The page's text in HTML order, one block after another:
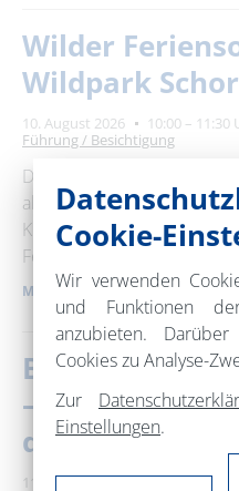
Wilder
Wildpark
10. August 2026 10:00 – 11:30
Führung / Besichtigung
Der Wildpark Schorfheide
abwechslungsreiches
Klein an. Wisent, Wolf und
Ferienbummel …
MEHR ERFAHREN
Beiderseits! /
– Geschichten
der Oder
11.08.2026 – 12.08.2026
Cookie-
Wir verwenden
und Funktionen
anzubieten.
Cookies zu Analyse-
Zur
Einstellungen.